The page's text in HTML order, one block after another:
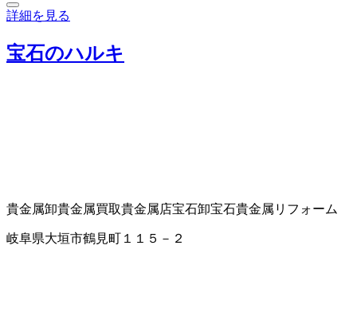
詳細を見る
宝石のハルキ
貴金属卸貴金属買取貴金属店宝石卸宝石貴金属リフォーム
岐阜県大垣市鶴見町１１５－２